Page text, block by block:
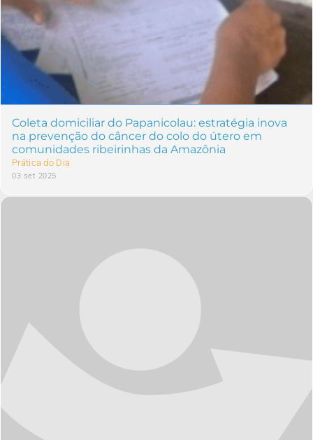
Coleta domiciliar do Papanicolau: estratégia inova
na prevenção do câncer do colo do útero em
comunidades ribeirinhas da Amazônia
Prática do Dia
03 set 2025